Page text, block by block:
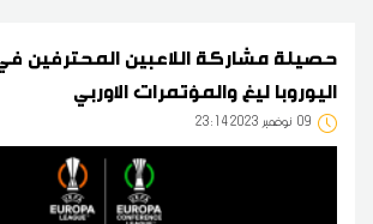
حصيلة مشاركة اللاعبين المحترفين
اليوروبا ليغ والمؤتمرات الاوربي
09 23:14 2023 نوفمبر